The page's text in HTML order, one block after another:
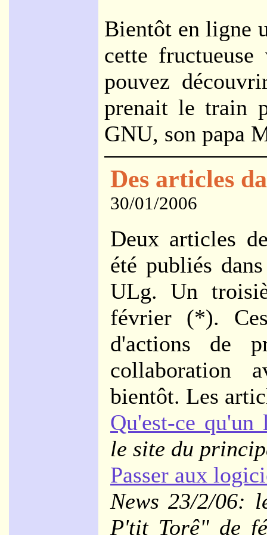
Bientôt en ligne
cette
pouvez
prenait le train
GNU, son papa
Des articles
30/01/2006
Deux articles
été publiés
ULg. Un
février (*).
d'actions de
collaboration
bientôt. Les
Qu'est-ce
le site du
Passer aux
News 23/2/06:
P'tit Torê" de